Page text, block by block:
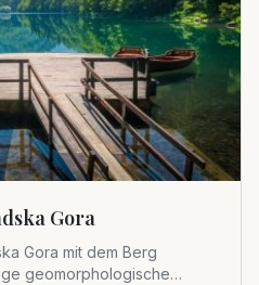
Gora
Gora mit dem Berg
geomorphologische